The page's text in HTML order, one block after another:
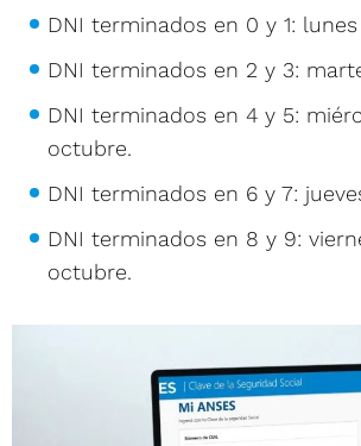
DNI terminados en 0 y 1:
DNI terminados en 2 y 3:
DNI terminados en 4 y 5:
octubre.
DNI terminados en 6 y 7:
DNI terminados en 8 y 9:
octubre.